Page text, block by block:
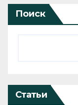
Поиск
Статьи